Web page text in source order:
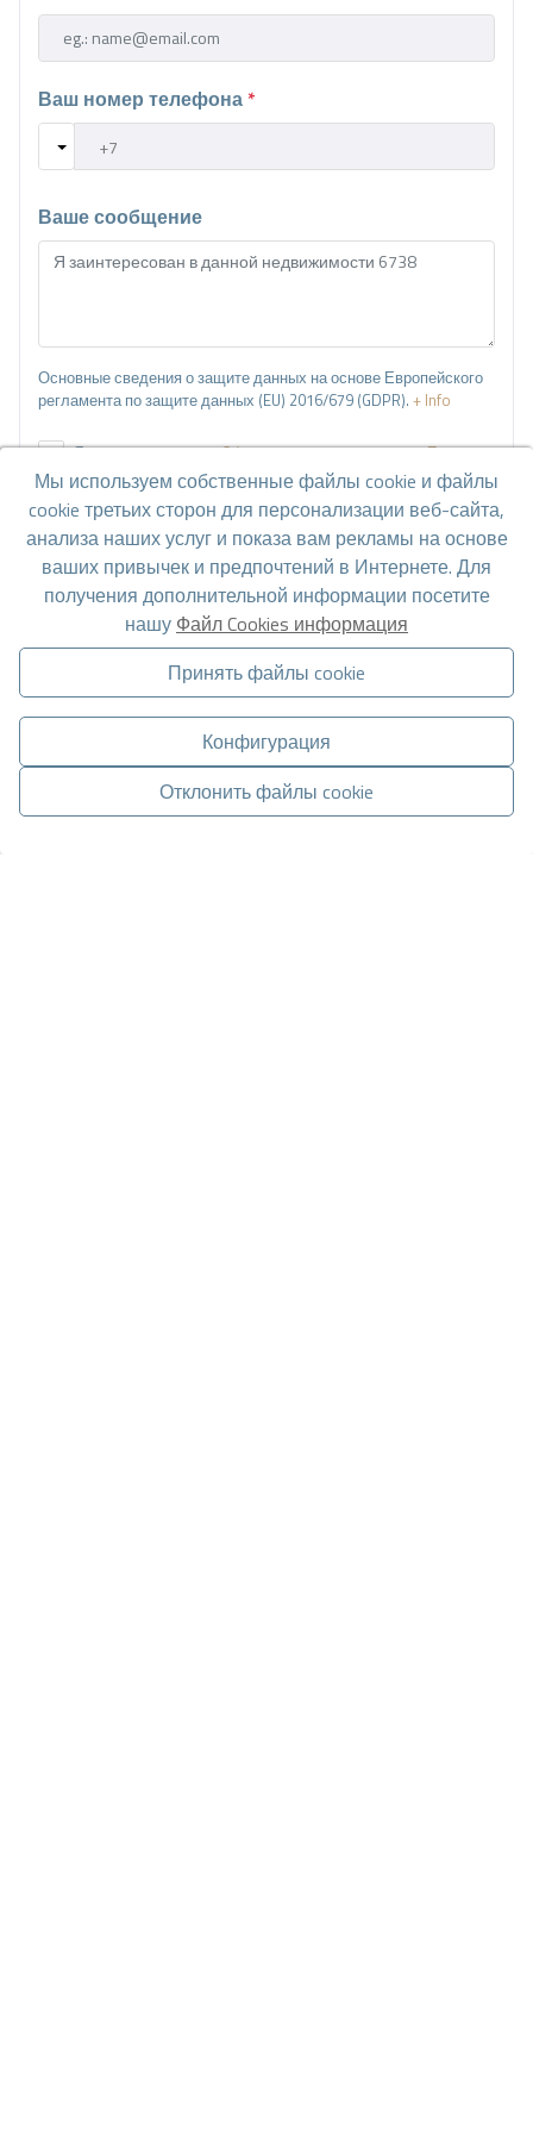
Ваш номер телефона *
Ваше сообщение
Основные сведения о защите данных на основе Европейского
регламента по защите данных (EU) 2016/679 (GDPR). + Info
Я прочитал и принялОфициальное уведомлениеиПолитику
конфиденциальности.
Я принимаю коммерческие рассылки
Отправить запрос
Свяжитесь с нами поWhatsApp.
Мы используем собственные файлы cookie и файлы
cookie третьих сторон для персонализации веб-сайта,
анализа наших услуг и показа вам рекламы на основе
ваших привычек и предпочтений в Интернете. Для
получения дополнительной информации посетите
нашу Файл Cookies информация
Принять файлы cookie
Конфигурация
Отклонить файлы cookie